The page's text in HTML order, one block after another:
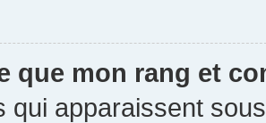
que mon rang et
qui apparaissent